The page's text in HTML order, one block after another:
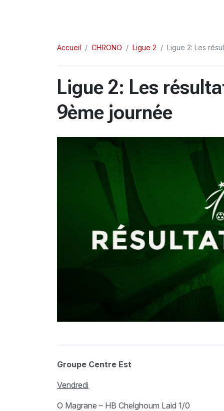
Accueil CHRONO Ligue 2 Ligue 2: Les
Ligue 2: Les
9ème journée
Groupe Centre Est
Vendredi
O Magrane – HB Chelghoum Laid 1/0